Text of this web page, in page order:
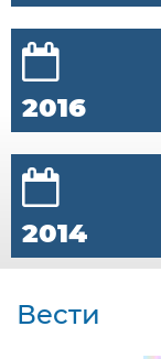
2016
2014
Вести